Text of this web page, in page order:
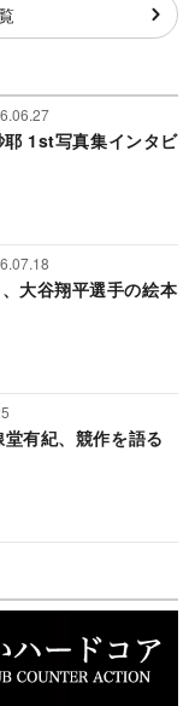
耶 1st写真集インタビ
大谷翔平選手の絵本
有紀、競作を語る